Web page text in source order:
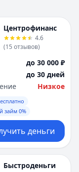
Н
Набережные Челны
Нижний Новгород
Новосибирск
Омск
Оренбург
П
Пенза
Пермь
Р
Ростов-на-Дону
Н
Набережные
Нижний Новгород
Новосибирск
Омск
Оренбург
П
Пенза
Пермь
Р
Ростов-на-Дону
Центрофинанс
4.6
(15 отзывов)
до 30 000 ₽
до 30 дней
Низкое
займ 0%
деньги
Быстроденьги